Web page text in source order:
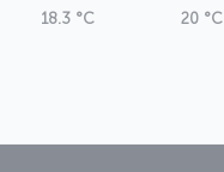
18.3 °C 20 °C